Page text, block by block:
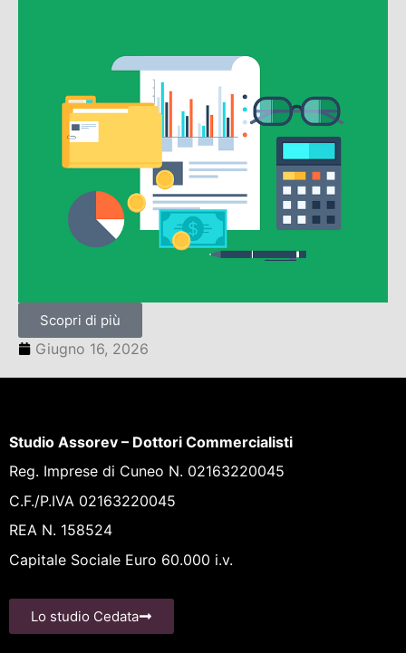
Scopri di più
Giugno 16, 2026
Studio Assorev – Dottori Commercialisti
Reg. Imprese di Cuneo N. 02163220045
C.F./P.IVA 02163220045
REA N. 158524
Capitale Sociale Euro 60.000 i.v.
Lo studio Cedata